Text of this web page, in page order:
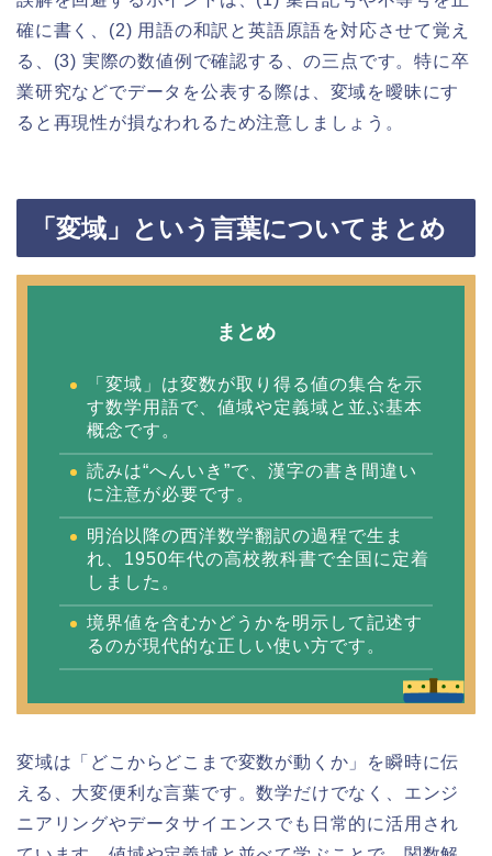
確に書く、(2) 用語の和訳と英語原語を対応させて覚え
る、(3) 実際の数値例で確認する、の三点です。特に卒
業研究などでデータを公表する際は、変域を曖昧にす
ると再現性が損なわれるため注意しましょう。
「変域」という言葉についてまとめ
まとめ
「変域」は変数が取り得る値の集合を示
す数学用語で、値域や定義域と並ぶ基本
概念です。
読みは“へんいき”で、漢字の書き間違い
に注意が必要です。
明治以降の西洋数学翻訳の過程で生ま
れ、1950年代の高校教科書で全国に定着
しました。
境界値を含むかどうかを明示して記述す
るのが現代的な正しい使い方です。
変域は「どこからどこまで変数が動くか」を瞬時に伝
える、大変便利な言葉です。数学だけでなく、エンジ
ニアリングやデータサイエンスでも日常的に活用され